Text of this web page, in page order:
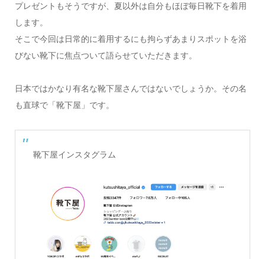
プレゼントもそうですが、夏以外は自分もほぼ毎日靴下を着用
します。
そこで今回は日常的に着用するにも拘らずあまりスポットを浴
びない靴下に焦点ついて語らせていただきます。
日本ではかなり有名な靴下屋さんではないでしょうか。その名
も直球で「靴下屋」です。
靴下屋インスタグラム